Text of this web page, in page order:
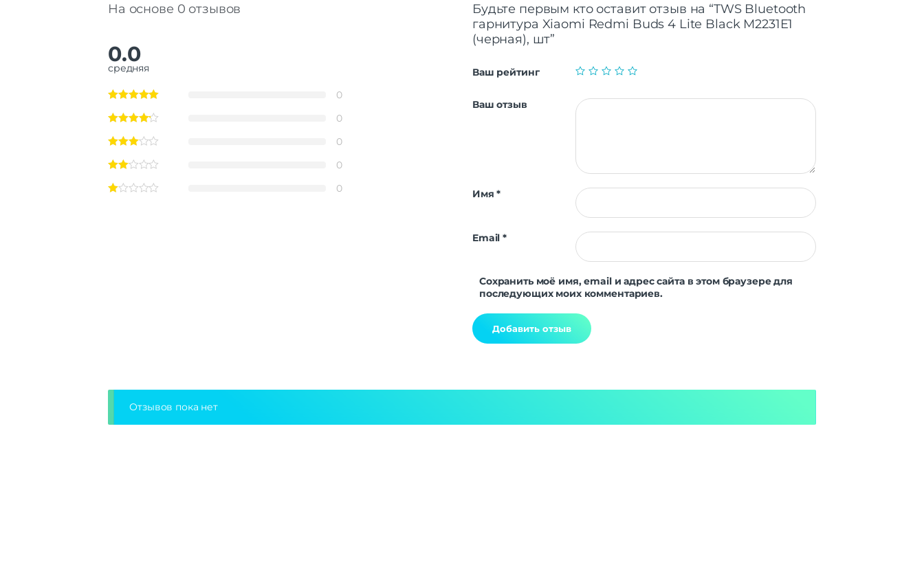
На основе 0 отзывов
0.0
средняя
0
0
0
0
0
Будьте первым кто оставит отзыв на “TWS Bluetooth
гарнитура Xiaomi Redmi Buds 4 Lite Black M2231E1
(черная), шт”
Ваш рейтинг
Ваш отзыв
Имя*
Email*
Сохранить моё имя, email и адрес сайта в этом браузере для
последующих моих комментариев.
Отзывов пока нет